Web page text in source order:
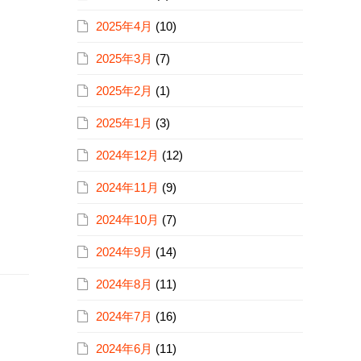
2025年4月 (10)
2025年3月 (7)
2025年2月 (1)
2025年1月 (3)
2024年12月 (12)
2024年11月 (9)
2024年10月 (7)
2024年9月 (14)
2024年8月 (11)
2024年7月 (16)
2024年6月 (11)